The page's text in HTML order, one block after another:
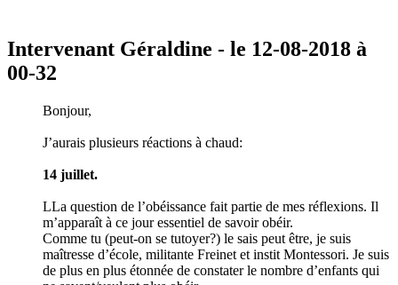
Intervenant Géraldine - le 12-08-2018 à
00-32
Bonjour,
J’aurais plusieurs réactions à chaud:
14 juillet.
LLa question de l’obéissance fait partie de mes réflexions. Il
m’apparaît à ce jour essentiel de savoir obéir.
Comme tu (peut-on se tutoyer?) le sais peut être, je suis
maîtresse d’école, militante Freinet et instit Montessori. Je suis
de plus en plus étonnée de constater le nombre d’enfants qui